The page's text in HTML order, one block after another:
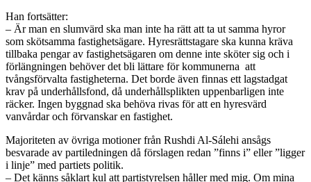
Han fortsätter:
– Är man en slumvärd ska man inte ha rätt att ta ut samma hyror
som skötsamma fastighetsägare. Hyresrättstagare ska kunna kräva
tillbaka pengar av fastighetsägaren om denne inte sköter sig och i
förlängningen behöver det bli lättare för kommunerna att
tvångsförvalta fastigheterna. Det borde även finnas ett lagstadgat
krav på underhållsfond, då underhållsplikten uppenbarligen inte
räcker. Ingen byggnad ska behöva rivas för att en hyresvärd
vanvårdar och förvanskar en fastighet.
Majoriteten av övriga motioner från Rushdi Al-Sálehi ansågs
besvarade av partiledningen då förslagen redan ”finns i” eller ”ligger
i linje” med partiets politik.
– Det känns såklart kul att partistyrelsen håller med mig. Om mina